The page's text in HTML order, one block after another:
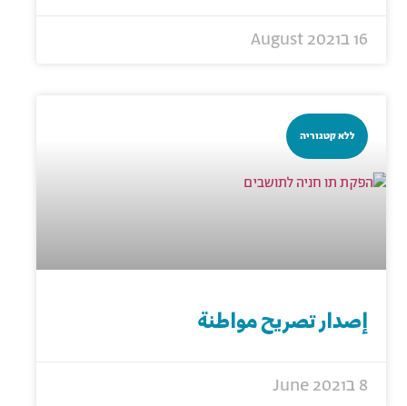
16 בAugust 2021
ללא קטגוריה
إصدار تصريح مواطنة
8 בJune 2021